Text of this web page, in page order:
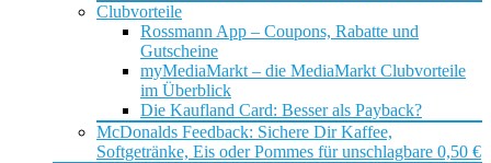
Clubvorteile
Rossmann App – Coupons, Rabatte und
Gutscheine
myMediaMarkt – die MediaMarkt Clubvorteile
im Überblick
Die Kaufland Card: Besser als Payback?
McDonalds Feedback: Sichere Dir Kaffee,
Softgetränke, Eis oder Pommes für unschlagbare 0,50 €